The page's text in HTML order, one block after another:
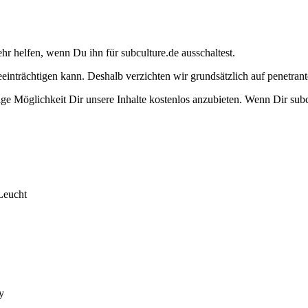
helfen, wenn Du ihn für subculture.de ausschaltest.
kann. Deshalb verzichten wir grundsätzlich auf
Möglichkeit Dir unsere Inhalte kostenlos anzubieten. Wenn Dir